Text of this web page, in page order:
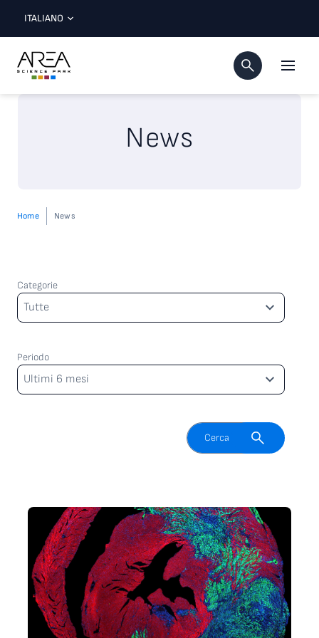
ITALIANO
News
Home News
Categorie
Categorie
Tutte
Periodo
Periodo
Ultimi 6 mesi
Attiva il campo di ricerca